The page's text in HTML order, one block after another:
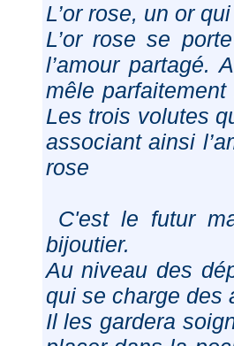
L’or rose, un or
L’or rose se
l’amour partagé.
mêle
Les trois volutes
associant ainsi
rose
C'est le futur
bijoutier.
Au niveau des
qui se charge des
Il les gardera